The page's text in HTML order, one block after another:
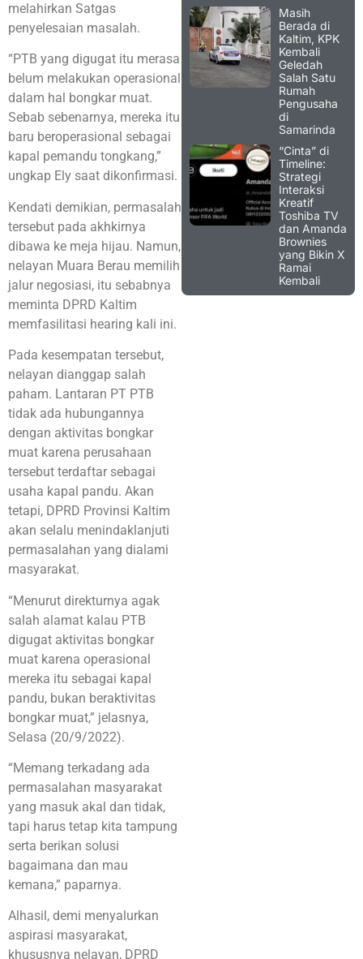
melahirkan Satgas
penyelesaian masalah.
“PTB yang digugat itu merasa
belum melakukan operasional
dalam hal bongkar muat.
Sebab sebenarnya, mereka itu
baru beroperasional sebagai
kapal pemandu tongkang,”
ungkap Ely saat dikonfirmasi.
Kendati demikian, permasalah
tersebut pada akhkirnya
dibawa ke meja hijau. Namun,
nelayan Muara Berau memilih
jalur negosiasi, itu sebabnya
meminta DPRD Kaltim
memfasilitasi hearing kali ini.
Pada kesempatan tersebut,
nelayan dianggap salah
paham. Lantaran PT PTB
tidak ada hubungannya
dengan aktivitas bongkar
muat karena perusahaan
tersebut terdaftar sebagai
usaha kapal pandu. Akan
tetapi, DPRD Provinsi Kaltim
akan selalu menindaklanjuti
permasalahan yang dialami
masyarakat.
“Menurut direkturnya agak
salah alamat kalau PTB
digugat aktivitas bongkar
muat karena operasional
mereka itu sebagai kapal
pandu, bukan beraktivitas
bongkar muat,” jelasnya,
Selasa (20/9/2022).
“Memang terkadang ada
permasalahan masyarakat
yang masuk akal dan tidak,
tapi harus tetap kita tampung
serta berikan solusi
bagaimana dan mau
kemana,” paparnya.
Alhasil, demi menyalurkan
aspirasi masyarakat,
khususnya nelayan, DPRD
Masih
Berada di
Kaltim, KPK
Kembali
Geledah
Salah Satu
Rumah
Pengusaha
di
Samarinda
“Cinta” di
Timeline:
Strategi
Interaksi
Kreatif
Toshiba TV
dan Amanda
Brownies
yang Bikin X
Ramai
Kembali